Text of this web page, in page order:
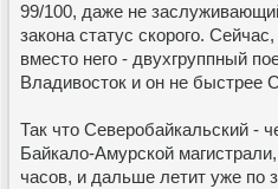
99/100, даже не
закона статус скорого.
вместо него - двухгруппный
Владивосток и он не быстрее
Так что Северобайкальский -
Байкало-Амурской
часов, и дальше летит уже по